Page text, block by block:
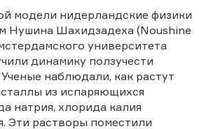
модели нидерландские физики
Нушина Шахидзадеха (Noushine
университета
динамику ползучести
наблюдали, как растут
из испаряющихся
натрия, хлорида калия
Эти растворы поместили